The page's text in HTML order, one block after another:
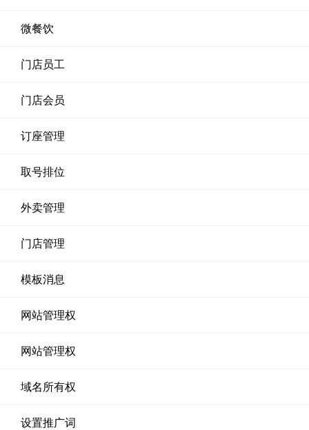
微餐饮
门店员工
门店会员
订座管理
取号排位
外卖管理
门店管理
模板消息
网站管理权
网站管理权
域名所有权
设置推广词